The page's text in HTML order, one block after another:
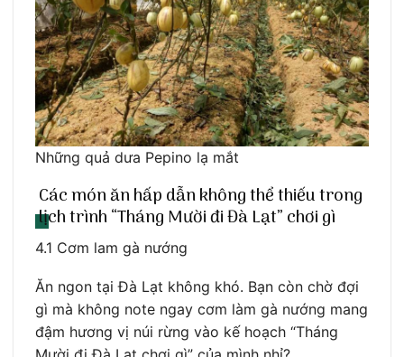
Những quả dưa Pepino lạ mắt
Các món ăn hấp dẫn không thể thiếu trong
lịch trình “Tháng Mười đi Đà Lạt” chơi gì
4.1 Cơm lam gà nướng
Ăn ngon tại Đà Lạt không khó. Bạn còn chờ đợi
gì mà không note ngay cơm làm gà nướng mang
đậm hương vị núi rừng vào kế hoạch “Tháng